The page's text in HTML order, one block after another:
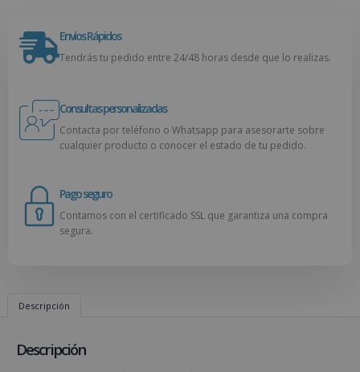
Envíos Rápidos
Tendrás tu pedido entre 24/48 horas desde que lo realizas.
Consultas personalizadas
Contacta por teléfono o Whatsapp para asesorarte sobre
cualquier producto o conocer el estado de tu pedido.
Pago seguro
Contamos con el certificado SSL que garantiza una compra
segura.
Descripción
Descripción